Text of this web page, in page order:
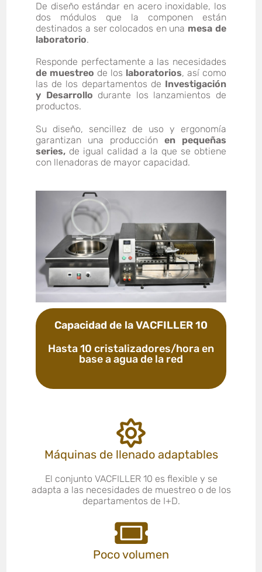
De diseño estándar en acero inoxidable, los
dos módulos que la componen están
destinados a ser colocados en una mesa de
laboratorio.
Responde perfectamente a las necesidades
de muestreo de los laboratorios, así como
las de los departamentos de Investigación
y Desarrollo durante los lanzamientos de
productos.
Su diseño, sencillez de uso y ergonomía
garantizan una producción en pequeñas
series, de igual calidad a la que se obtiene
con llenadoras de mayor capacidad.
Capacidad de la VACFILLER 10
Hasta 10 cristalizadores/hora en
base a agua de la red
Máquinas de llenado adaptables
El conjunto VACFILLER 10 es flexible y se
adapta a las necesidades de muestreo o de los
departamentos de I+D.
Poco volumen